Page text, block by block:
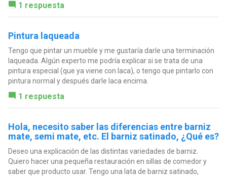
1 respuesta
Pintura laqueada
Tengo que pintar un mueble y me gustaría darle una terminación
laqueada. Algún experto me podría explicar si se trata de una
pintura especial (que ya viene con laca), o tengo que pintarlo con
pintura normal y después darle laca encima.
1 respuesta
Hola, necesito saber las diferencias entre barniz
mate, semi mate, etc. El barniz satinado, ¿Qué es?
Deseo una explicación de las distintas variedades de barniz.
Quiero hacer una pequeña restauración en sillas de comedor y
saber que producto usar. Tengo una lata de barniz satinado,